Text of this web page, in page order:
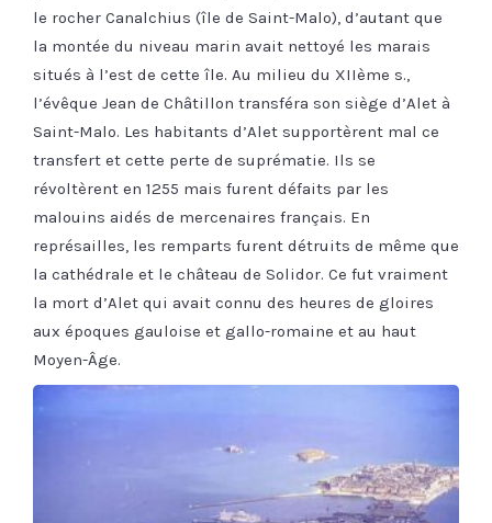
le rocher Canalchius (île de Saint-Malo), d’autant que
la montée du niveau marin avait nettoyé les marais
situés à l’est de cette île. Au milieu du XIIème s.,
l’évêque Jean de Châtillon transféra son siège d’Alet à
Saint-Malo. Les habitants d’Alet supportèrent mal ce
transfert et cette perte de suprématie. Ils se
révoltèrent en 1255 mais furent défaits par les
malouins aidés de mercenaires français. En
représailles, les remparts furent détruits de même que
la cathédrale et le château de Solidor. Ce fut vraiment
la mort d’Alet qui avait connu des heures de gloires
aux époques gauloise et gallo-romaine et au haut
Moyen-Âge.